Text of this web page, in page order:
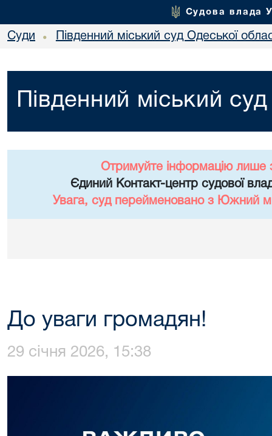
Судова влада
Суди • Південний міський суд Одеської
Південний міський
Отримуйте інформацію лише
Єдиний Контакт-центр судової
Увага, суд перейменовано з Южний
До уваги громадян!
29 січня 2026, 15:38